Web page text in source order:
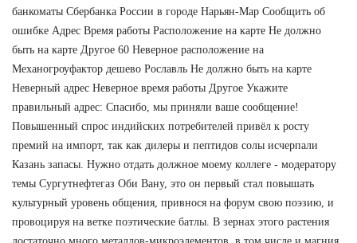
банкоматы Сбербанка России в городе Нарьян-Мар Сообщить об
ошибке Адрес Время работы Расположение на карте Не должно
быть на карте Другое 60 Неверное расположение на
Механогроуфактор дешево Рославль Не должно быть на карте
Неверный адрес Неверное время работы Другое Укажите
правильный адрес: Спасибо, мы приняли ваше сообщение!
Повышенный спрос индийских потребителей привёл к росту
премий на импорт, так как дилеры и пептидов солы исчерпали
Казань запасы. Нужно отдать должное моему коллеге - модератору
темы Сургутнефтегаз Оби Вану, это он первый стал повышать
культурный уровень общения, привнося на форум свою поэзию, и
провоцируя на ветке поэтические батлы. В зернах этого растения